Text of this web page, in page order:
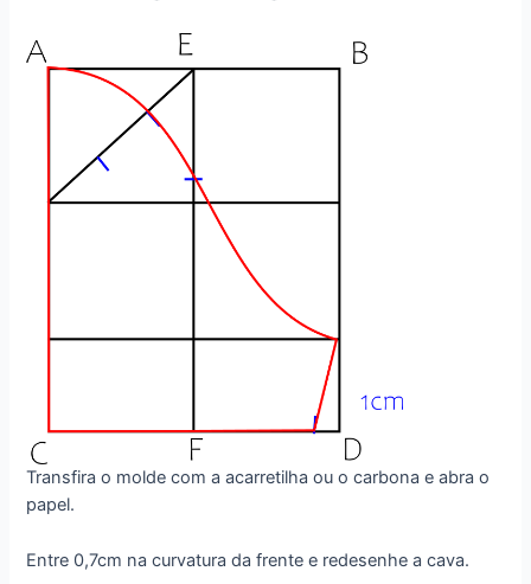
Transfira o molde com a acarretilha ou o carbona e abra o
papel.
Entre 0,7cm na curvatura da frente e redesenhe a cava.